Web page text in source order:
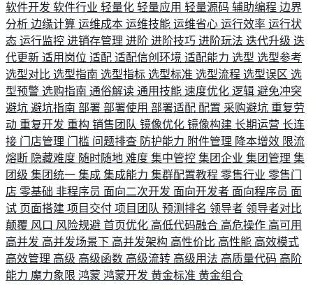
软件开发 软件行业 轻量化 轻量应用 轻量源码 辅助编程 边界
分析 边缘计算 运维成本 运维技能 运维省心 运行效率 运行状
态 运行监控 进销存管理 进阶 进阶技巧 进阶玩法 迭代升级 迭
代更新 适用岗位 适配 适配信创环境 适配能力 选型 选型参考
选型对比 选型指南 选型指标 选型标准 选型流程 选型误区 选
型预警 选购指南 通俗解读 通用技能 速度优化 逻辑 避免冲突
避坑 避坑指南 部署 部署使用 部署适配 配置 采购避坑 重复劳
动 重复开发 重构 销售团队 镜像优化 镜像构建 长期运营 长连
接 门店管理 门槛 问题排查 防护能力 附件管理 降本增效 限流
熔断 隐藏难度 随时随地 难度 集中管控 集团企业 集团管理 集
团级 集团统一 集成 集成能力 集群配置教程 零售行业 零售门
店 零基础 非程序员 面向二次开发 面向开发者 面向程序员 面
试 页面搭建 项目交付 项目团队 预测排名 领导者 领导者对比
颠覆 风口 风险规避 首页优化 高低代码融合 高危操作 高可用
高并发 高并发场景下 高并发架构 高性价比 高性能 高效模式
高效管理 高级 高级函数 高级流转 高级用法 高质量代码 高阶
能力 魔力象限 鸿蒙 鸿蒙开发 黄金标准 黄金组合